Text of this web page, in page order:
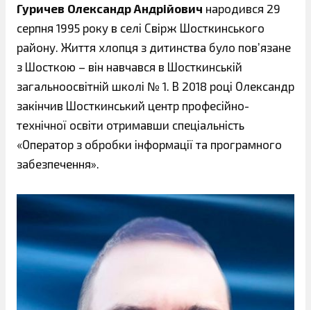
Гуричев Олександр Андрійович народився 29
серпня 1995 року в селі Свірж Шосткинського
району. Життя хлопця з дитинства було пов’язане
з Шосткою – він навчався в Шосткинській
загальноосвітній школі № 1. В 2018 році Олександр
закінчив Шосткинський центр професійно-
технічної освіти отримавши спеціальність
«Оператор з обробки інформації та програмного
забезпечення».